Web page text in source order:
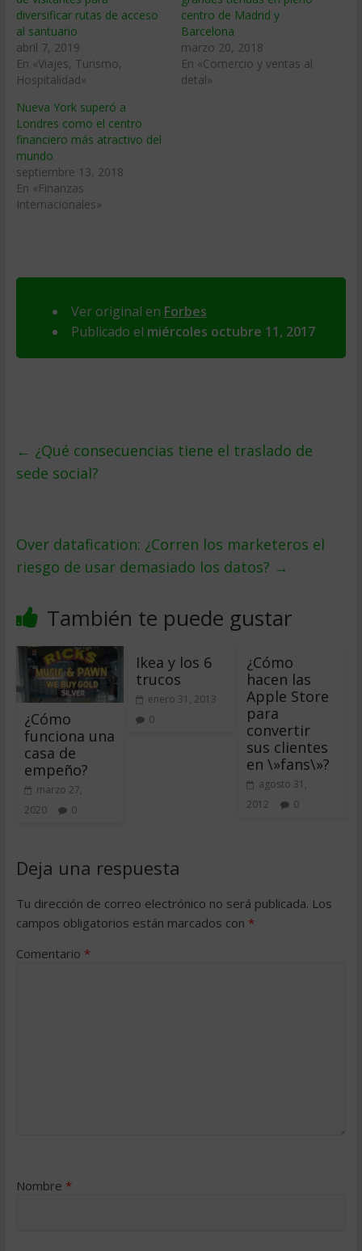
diversificar rutas de acceso
al santuario
abril 7, 2019
En «Viajes, Turismo,
Hospitalidad»
centro de Madrid y
Barcelona
marzo 20, 2018
En «Comercio y ventas al
detal»
Nueva York superó a
Londres como el centro
financiero más atractivo del
mundo
septiembre 13, 2018
En «Finanzas
Internacionales»
Ver original en Forbes
Publicado el miércoles octubre 11, 2017
← ¿Qué consecuencias tiene el traslado de
sede social?
Over datafication: ¿Corren los marketeros el
riesgo de usar demasiado los datos? →
También te puede gustar
¿Cómo
funciona una
casa de
empeño?
marzo 27,
2020
0
Ikea y los 6
trucos
enero 31, 2013
0
¿Cómo
hacen las
Apple Store
para
convertir
sus clientes
en \»fans\»?
agosto 31,
2012
0
Deja una respuesta
Tu dirección de correo electrónico no será publicada. Los
campos obligatorios están marcados con *
Comentario *
Nombre *